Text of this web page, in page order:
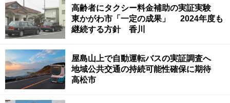
高齢者にタクシー料金補助の実証実験
東かがわ市「一定の成果」 2024年度も
継続する方針 香川
屋島山上で自動運転バスの実証調査へ
地域公共交通の持続可能性確保に期待
高松市